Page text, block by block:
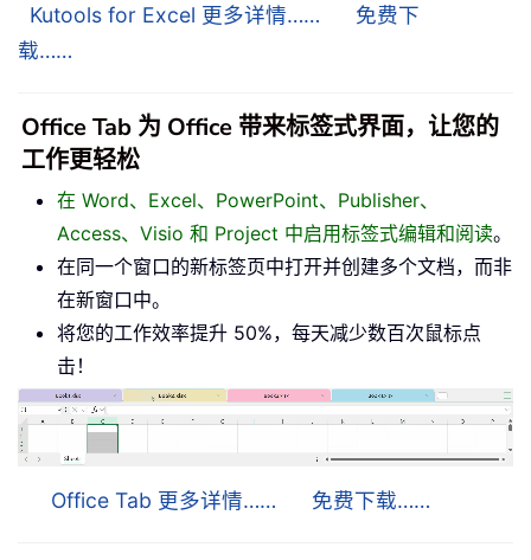
Kutools for Excel 更多详情……
免费下
载……
Office Tab 为 Office 带来标签式界面，让您的
工作更轻松
在 Word、Excel、PowerPoint、Publisher、
Access、Visio 和 Project 中启用标签式编辑和阅读。
在同一个窗口的新标签页中打开并创建多个文档，而非
在新窗口中。
将您的工作效率提升 50%，每天减少数百次鼠标点
击！
Office Tab 更多详情…… 免费下载……